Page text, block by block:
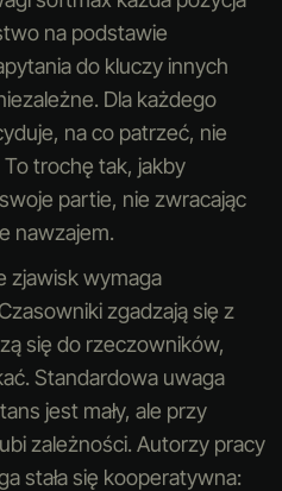
na podstawie
do kluczy innych
Dla każdego
na co patrzeć, nie
trochę tak, jakby
partie, nie zwracając
nawzajem.
zjawisk wymaga
zgadzają się z
się do rzeczowników,
Standardowa uwaga
jest mały, ale przy
zależności. Autorzy pracy
stała się kooperatywna: